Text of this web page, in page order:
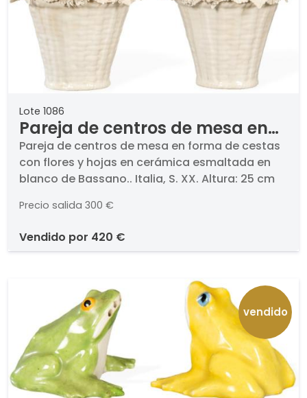
Lote 1086
Pareja de centros de mesa en
forma de cestas con flores y
hojas en cerámica esmaltada
en blanco de Bassano.
Pareja de centros de mesa en forma de cestas
con flores y hojas en cerámica esmaltada en
blanco de Bassano.. Italia, S. XX. Altura: 25 cm
Precio salida 300 €
vendido por 420 €
vendido